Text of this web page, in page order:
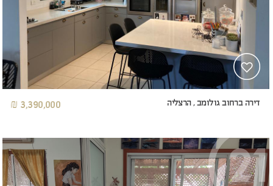
דירה ברחוב גולומב , הרצליה 3,390,000 ₪